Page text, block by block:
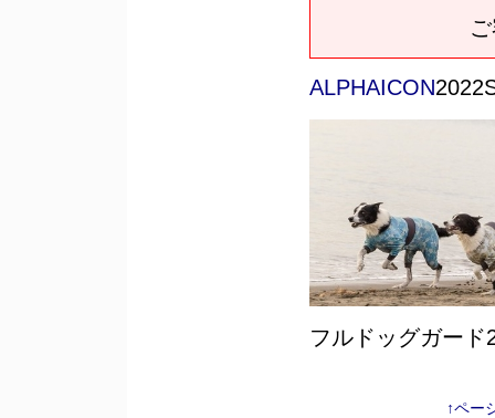
ALPHAICON
フルドッグガード
↑ペー